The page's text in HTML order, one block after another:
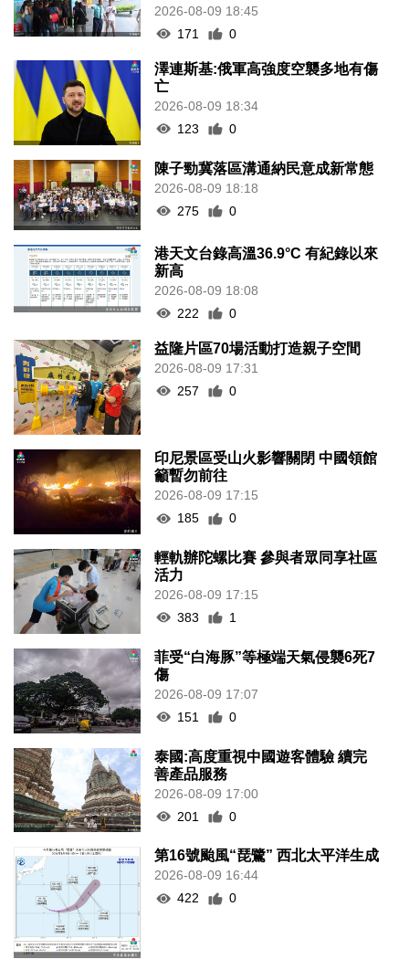
2026-08-09 18:45
171
0
澤連斯基:俄軍高強度空襲多地有傷
亡
2026-08-09 18:34
123
0
陳子勁冀落區溝通納民意成新常態
2026-08-09 18:18
275
0
港天文台錄高溫36.9°C 有紀錄以來
新高
2026-08-09 18:08
222
0
益隆片區70場活動打造親子空間
2026-08-09 17:31
257
0
印尼景區受山火影響關閉 中國領館
籲暫勿前往
2026-08-09 17:15
185
0
輕軌辦陀螺比賽 參與者眾同享社區
活力
2026-08-09 17:15
383
1
菲受“白海豚”等極端天氣侵襲6死7
傷
2026-08-09 17:07
151
0
泰國:高度重視中國遊客體驗 續完
善產品服務
2026-08-09 17:00
201
0
第16號颱風“琵鷺” 西北太平洋生成
2026-08-09 16:44
422
0